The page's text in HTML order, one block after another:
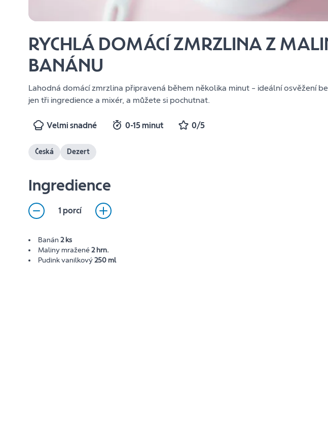
RYCHLÁ DOMÁCÍ ZMRZLINA Z
BANÁNU
Lahodná domácí zmrzlina připravená během několika minut – ideální osvěžení
jen tři ingredience a mixér, a můžete si pochutnat.
Velmi snadné 0-15 minut 0/5
Česká Dezert
Ingredience
1 porcí
Banán2 ks
Maliny mražené2 hrn.
Pudink vanilkový250 ml